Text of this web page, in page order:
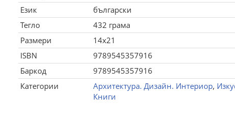
Език
български
Тегло
432 грама
Размери
14x21
ISBN
9789545357916
Баркод
9789545357916
Категории
Архитектура. Дизайн. Интериор,
Книги